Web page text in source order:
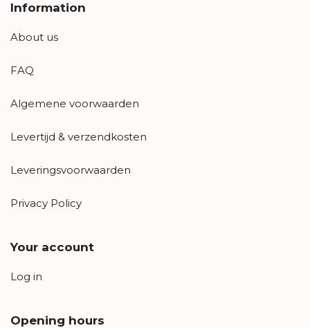
Information
About us
FAQ
Algemene voorwaarden
Levertijd & verzendkosten
Leveringsvoorwaarden
Privacy Policy
Your account
Log in
Opening hours